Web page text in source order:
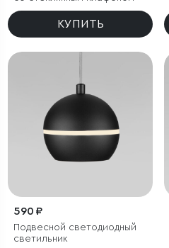
КУПИТЬ
590 ₽
Подвесной светодиодный
светильник